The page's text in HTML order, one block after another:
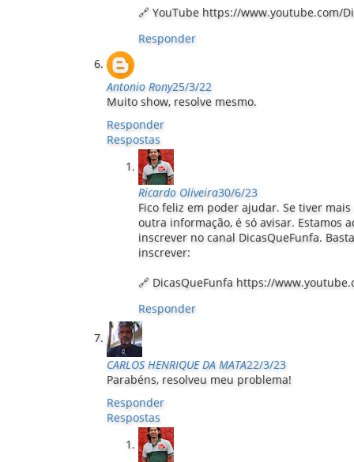
🔗 YouTube https://www.youtube.com/
Responder
Antonio Rony25/3/22
Muito show, resolve mesmo.
Responder
Respostas
Ricardo Oliveira30/6/23
Fico feliz em poder ajudar. Se tiver
outra informação, é só avisar. Estamos
inscrever no canal DicasQueFunfa.
inscrever:
🔗 DicasQueFunfa https://
Responder
CARLOS HENRIQUE DA MATA22/3/23
Parabéns, resolveu meu problema!
Responder
Respostas